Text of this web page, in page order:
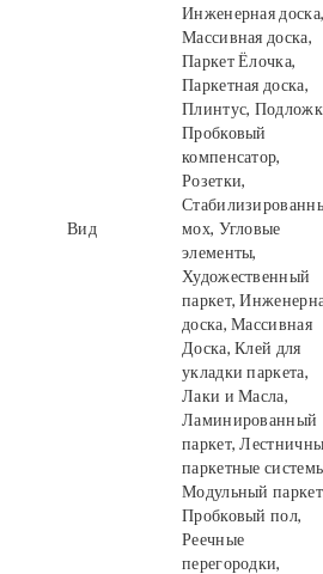
Вид
Инженерная доска,
Массивная доска,
Паркет Ёлочка,
Паркетная доска,
Плинтус,
Пробковый
компенсатор,
Розетки,
мох, Угловые
элементы,
Художественный
паркет,
доска, Массивная
Доска, Клей для
укладки паркета,
Лаки и Масла,
Ламинированный
паркет,
паркетные
Модульный
Пробковый пол,
Реечные
перегородки,